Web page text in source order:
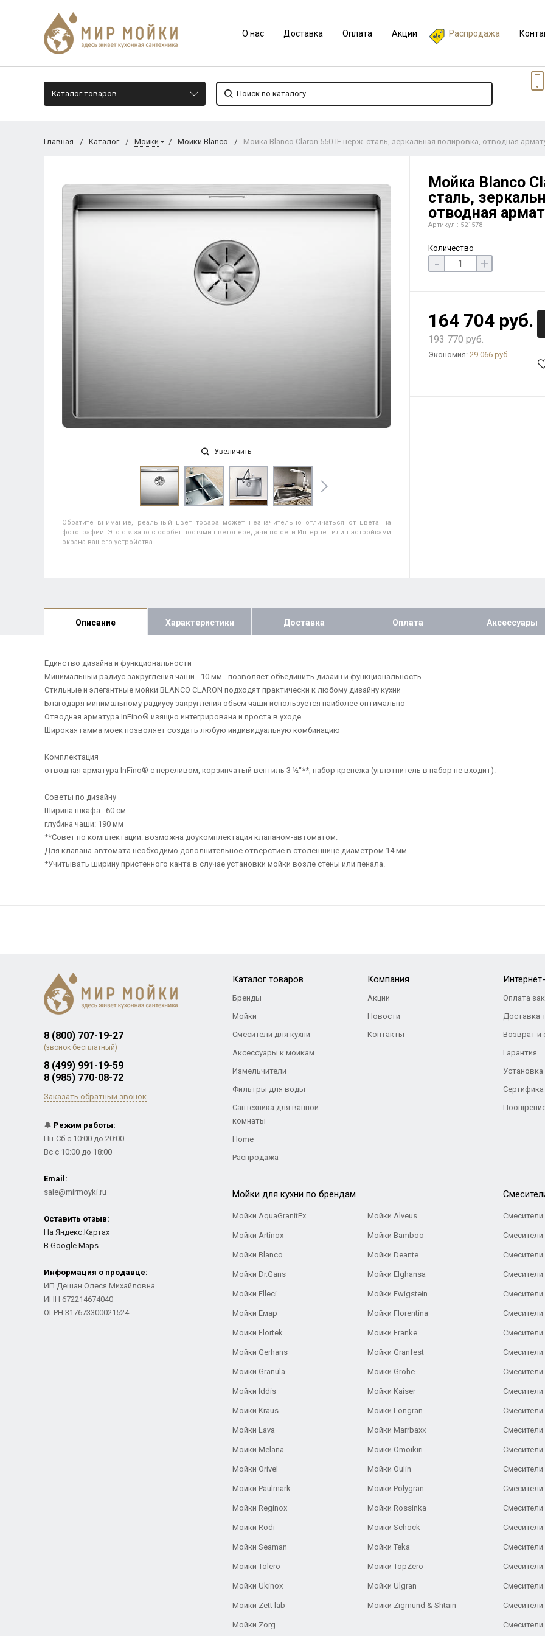
О нас Доставка Оплата Акции Распродажа
Каталог товаров
Главная Каталог Мойки Мойки Blanco Мойка Blanco Claron 550-IF нерж. сталь, зеркальная полировка, отводная
Увеличить
Обратите внимание, реальный цвет товара может незначительно отличаться от цвета на
фотографии. Это связано с особенностями цветопередачи по сети Интернет или настройками
экрана вашего устройства.
Мойка Blanco
сталь,
отводная
Артикул : 521578
Количество
- +
164 704 руб.
193 770 руб.
Экономия: 29 066 руб.
Описание Характеристики Доставка Оплата Аксессуары
Единство дизайна и функциональности
Минимальный радиус закругления чаши - 10 мм - позволяет объединить дизайн и функциональность
Стильные и элегантные мойки BLANCO CLARON подходят практически к любому дизайну кухни
Благодаря минимальному радиусу закругления объем чаши используется наиболее оптимально
Отводная арматура InFino® изящно интегрирована и проста в уходе
Широкая гамма моек позволяет создать любую индивидуальную комбинацию
Комплектация
отводная арматура InFino® с переливом, корзинчатый вентиль 3 ½“**, набор крепежа (уплотнитель в набор не входит).
Советы по дизайну
Ширина шкафа : 60 см
глубина чаши: 190 мм
**Совет по комплектации: возможна доукомплектация клапаном-автоматом.
Для клапана-автомата необходимо дополнительное отверстие в столешнице диаметром 14 мм.
*Учитывать ширину пристенного канта в случае установки мойки возле стены или пенала.
8 (800) 707-19-27
(звонок бесплатный)
8 (499) 991-19-59
8 (985) 770-08-72
Заказать обратный звонок
🔔 Режим работы:
Пн-Сб с 10:00 до 20:00
Вс с 10:00 до 18:00
Email:
sale@mirmoyki.ru
Оставить отзыв:
На Яндекс.Картах
В Google Maps
Информация о продавце:
ИП Дешан Олеся Михайловна
ИНН 672214674040
ОГРН 317673300021524
Каталог товаров
Бренды
Мойки
Смесители для кухни
Аксессуары к мойкам
Измельчители
Фильтры для воды
Сантехника для ванной
комнаты
Home
Распродажа
Компания
Акции
Новости
Контакты
Оплата
Доставка
Возврат и
Гарантия
Установка
Мойки для кухни по брендам
Мойки AquaGranitEx Мойки Alveus
Мойки Artinox Мойки Bamboo
Мойки Blanco Мойки Deante
Мойки Dr.Gans Мойки Elghansa
Мойки Elleci Мойки Ewigstein
Мойки Емар Мойки Florentina
Мойки Flortek Мойки Franke
Мойки Gerhans Мойки Granfest
Мойки Granula Мойки Grohe
Мойки Iddis Мойки Kaiser
Мойки Kraus Мойки Longran
Мойки Lava Мойки Marrbaxx
Мойки Melana Мойки Omoikiri
Мойки Orivel Мойки Oulin
Мойки Paulmark Мойки Polygran
Мойки Reginox Мойки Rossinka
Мойки Rodi Мойки Schock
Мойки Seaman Мойки Teka
Мойки Tolero Мойки TopZero
Мойки Ukinox Мойки Ulgran
Мойки Zett lab Мойки Zigmund & Shtain
Мойки Zorg
Смесители
Смесители
Смесители
Смесители
Смесители
Смесители
Смесители
Смесители
Смесители
Смесители
Смесители
Смесители
Смесители
Смесители
Смесители
Смесители
Смесители
Смесители
Смесители
Смесители
Смесители